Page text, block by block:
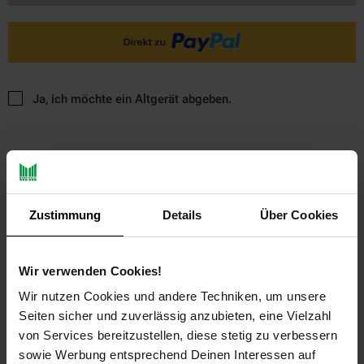
Zustimmung Details Über Cookies
Wir verwenden Cookies!
Wir nutzen Cookies und andere Techniken, um unsere
Seiten sicher und zuverlässig anzubieten, eine Vielzahl
von Services bereitzustellen, diese stetig zu verbessern
sowie Werbung entsprechend Deinen Interessen auf
Ja, ich möchte ein Altgerät abgeben.
Payback Punkte Basis°Punkte:
16
Extra°Punkte:
0